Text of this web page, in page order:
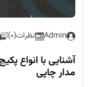
Admin نظرات(0)
مدار چاپی